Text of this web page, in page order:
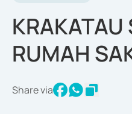
KRAKATAU
RUMAH
Share via